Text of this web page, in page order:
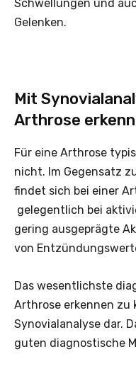
Schwellungen und
Gelenken.
Mit
Arthrose
Für eine Arthrose
nicht. Im Gegensatz
findet sich bei einer
gelegentlich bei
gering ausgeprägte
von
Das wesentlichste
Arthrose erkennen zu
Synovialanalyse dar.
guten diagnostische